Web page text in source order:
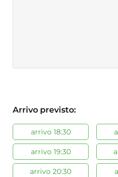
Arrivo previsto:
arrivo 18:30
arrivo 19:30
arrivo 20:30